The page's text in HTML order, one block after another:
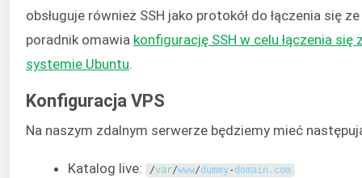
obsługuje również SSH jako protokół do łączenia się
poradnik omawia konfigurację SSH w celu łączenia
systemie Ubuntu
Konfiguracja VPS
Na naszym zdalnym serwerze będziemy mieć
Katalog live: /var/www/dummy-domain . com